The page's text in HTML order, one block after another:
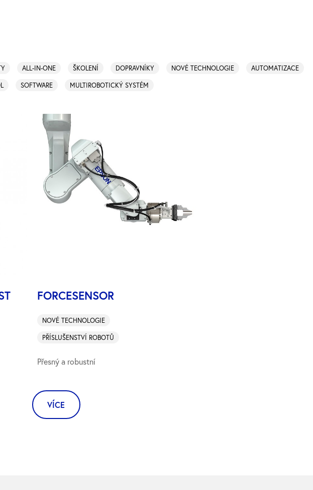
ALL-IN-ONE ŠKOLENÍ DOPRAVNÍKY NOVÉ TECHNOLOGIE AUTOMATIZACE
SOFTWARE MULTIROBOTICKÝ SYSTÉM
FORCESENSOR
NOVÉ TECHNOLOGIE
PŘÍSLUŠENSTVÍ ROBOTŮ
Přesný a robustní
VÍCE